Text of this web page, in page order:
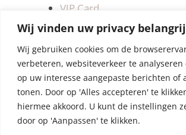
Wij vinden uw privacy
Wij gebruiken cookies om de
verbeteren, websiteverkeer te analyseren
op uw interesse aangepaste berichten of
tonen. Door op 'Alles accepteren' te
hiermee akkoord. U kunt de instellingen
door op 'Aanpassen' te klikken.
VIP Card
Retourneren
Betalen & verzendkosten
Privacy Policy
Algemene Voorwaarden